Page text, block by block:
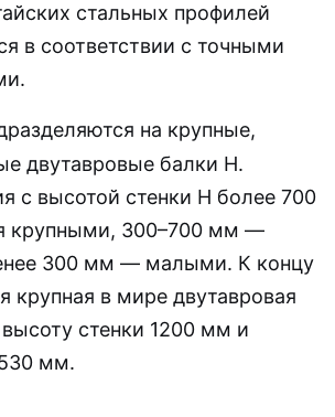
стальных профилей
в соответствии с точными
на крупные,
двутавровые балки H.
с высотой стенки H более 700
крупными, 300–700 мм —
300 мм — малыми. К концу
крупная в мире двутавровая
стенки 1200 мм и
мм.